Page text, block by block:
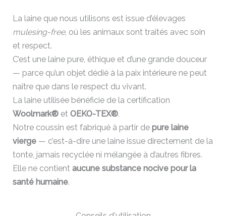
La laine que nous utilisons est issue d’élevages
mulesing-free, où les animaux sont traités avec soin
et respect.
C’est une laine pure, éthique et d’une grande douceur
— parce qu’un objet dédié à la paix intérieure ne peut
naître que dans le respect du vivant.
La laine utilisée bénéficie de la certification
Woolmark®et OEKO-TEX®.
Notre coussin est fabriqué à partir de pure laine
vierge— c’est-à-dire une laine issue directement de la
tonte, jamais recyclée ni mélangée à d’autres fibres.
Elle ne contient aucune substance nocive pour la
santé humaine.